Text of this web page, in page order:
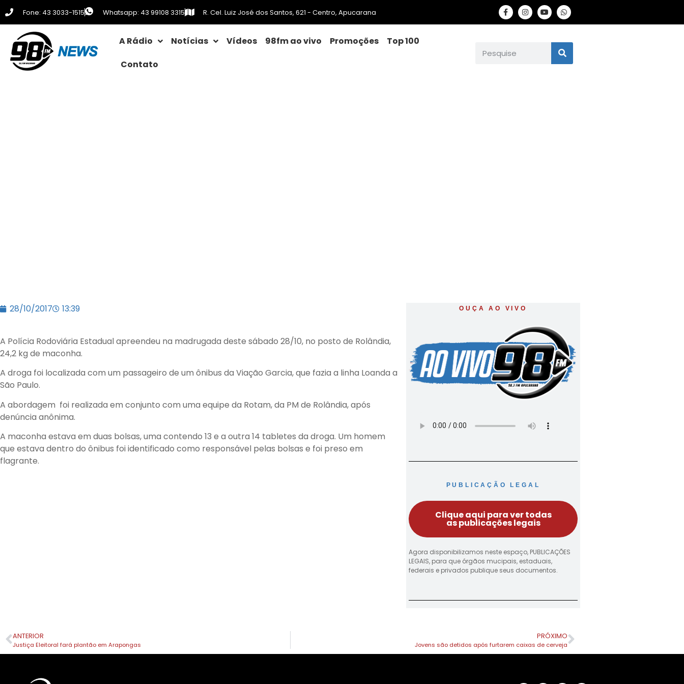
Fone: 43 3033-1515 Whatsapp: 43 99108 3315 R. Cel. Luiz José dos Santos, 621 - Centro, Apucarana
A Rádio Notícias Vídeos 98fm ao vivo Promoções
Top 100
Contato
28/10/2017 13:39
A Polícia Rodoviária Estadual apreendeu na madrugada deste sábado 28/10, no posto de Rolândia,
24,2 kg de maconha.
A droga foi localizada com um passageiro de um ônibus da Viação Garcia, que fazia a linha Loanda a
São Paulo.
A abordagem foi realizada em conjunto com uma equipe da Rotam, da PM de Rolândia, após
denúncia anônima.
A maconha estava em duas bolsas, uma contendo 13 e a outra 14 tabletes da droga. Um homem
que estava dentro do ônibus foi identificado como responsável pelas bolsas e foi preso em
flagrante.
OUÇA AO VIVO
PUBLICAÇÃO LEGAL
Clique aqui para ver todas
as publicações legais
Agora disponibilizamos neste espaço, PUBLICAÇÕES
LEGAIS, para que órgãos mucipais, estaduais,
federais e privados publique seus documentos.
ANTERIOR
Justiça Eleitoral fará plantão em Arapongas
PRÓXIMO
Jovens são detidos após furtarem caixas de cerveja